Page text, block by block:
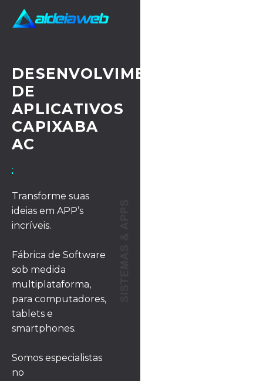
DESENVOLVIMENTO
DE
APLICATIVOS
CAPIXABA
AC
· UX/UI DESIGN
Transforme suas
ideias em APP’s
incríveis.
Fábrica de Software
sob medida
multiplataforma,
para computadores,
tablets e
smartphones.
Somos especialistas
no